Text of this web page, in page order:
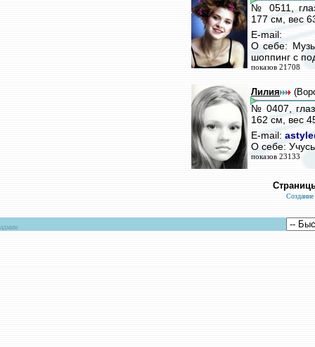
№ 0511,
177 см, вес
E-mail:
О себе:
шоппинг с
показов 21708
Лилия
№ 0407,
162 см, вес
E-mail:
О себе:
показов 23133
Создание
админ